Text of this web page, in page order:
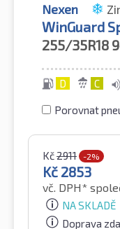
Nexen
WinGuard
255/35R18
D C
Porovnat
Kč2911 -2%
Kč 2853
vč. DPH*
NA SKLADĚ
Doprava